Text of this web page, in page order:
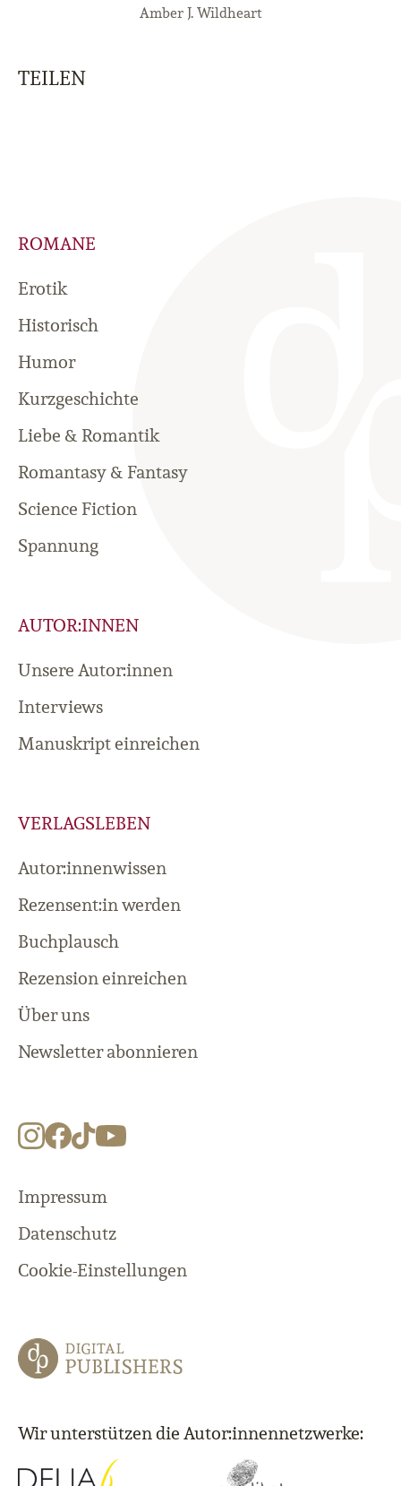
Amber J. Wildheart
TEILEN
ROMANE
Erotik
Historisch
Humor
Kurzgeschichte
Liebe & Romantik
Romantasy & Fantasy
Science Fiction
Spannung
AUTOR:INNEN
Unsere Autor:innen
Interviews
Manuskript einreichen
VERLAGSLEBEN
Autor:innenwissen
Rezensent:in werden
Buchplausch
Rezension einreichen
Über uns
Newsletter abonnieren
Impressum
Datenschutz
Cookie-Einstellungen
Wir unterstützen die Autor:innennetzwerke: